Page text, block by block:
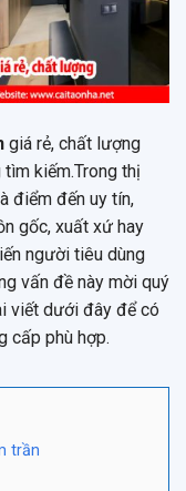
giá rẻ, chất lượng
kiếm.Trong thị
điểm đến uy tín,
gốc, xuất xứ hay
người tiêu dùng
vấn đề này mời quý
viết dưới đây để có
cấp phù hợp.
trần